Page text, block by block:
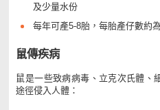
及少量水份
每年可產5-8胎，每胎產仔數約
鼠傳疾病
鼠是一些致病病毒、立克次氏體、
途徑侵入人體：